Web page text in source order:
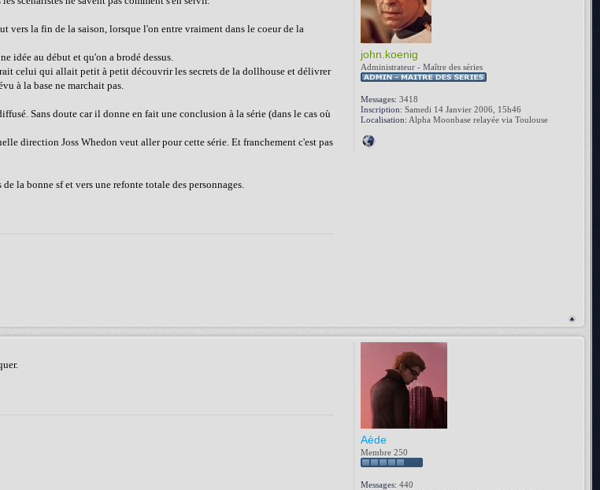
vers la fin de la saison, lorsque l'on entre vraiment dans le coeur de la
idée au début et qu'on a brodé dessus.
celui qui allait petit à petit découvrir les secrets de la dollhouse et délivrer
à la base ne marchait pas.
Sans doute car il donne en fait une conclusion à la série (dans le cas où
direction Joss Whedon veut aller pour cette série. Et franchement c'est pas
la bonne sf et vers une refonte totale des personnages.
john.koenig
Administrateur - Maître des séries
Messages: 3418
Inscription: Samedi 14 Janvier 2006, 15h46
Localisation: Alpha Moonbase relayée via Toulouse
Aède
Membre 250
Messages: 440